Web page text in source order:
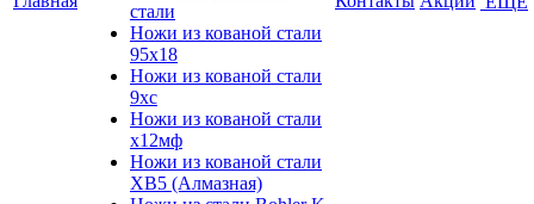
стали
Ножи из кованой стали
95х18
Ножи из кованой стали
9хс
Ножи из кованой стали
х12мф
Ножи из кованой стали
ХВ5 (Алмазная)